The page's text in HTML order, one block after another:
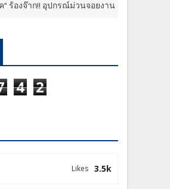
!! อุปกรณ์ม่วนจอยงานวัด.. ทำชีวิตสุดปั่นป่วน
4 2
3.5k
Likes